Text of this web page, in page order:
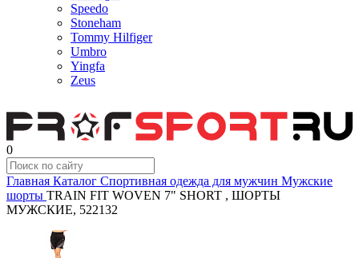
Speedo
Stoneham
Tommy Hilfiger
Umbro
Yingfa
Zeus
0
Главная Каталог Спортивная одежда для мужчин Мужские
шорты TRAIN FIT WOVEN 7" SHORT , ШОРТЫ
МУЖСКИЕ, 522132